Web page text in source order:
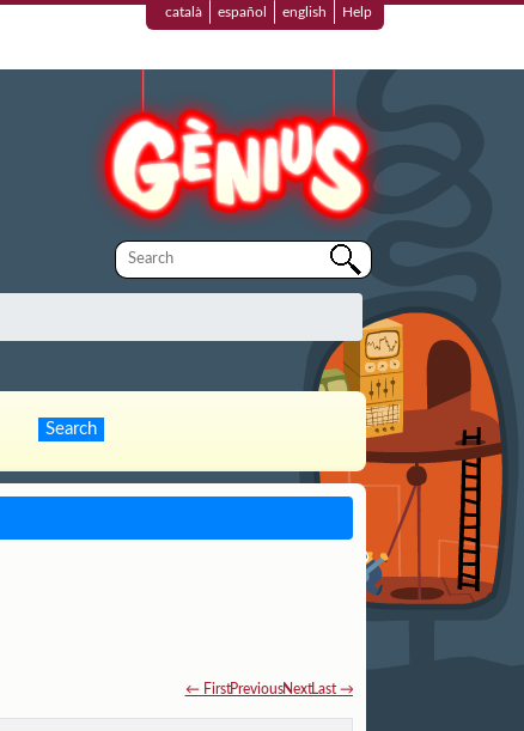
català español english Help
← FirstPreviousNextLast →